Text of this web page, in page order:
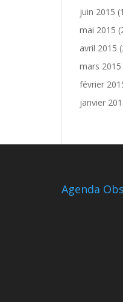
juin 2015
mai 2015
avril 2015
mars 2015
février
janvier
Agenda